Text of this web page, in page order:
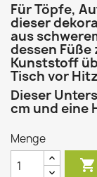
Für Töpfe,
dieser
aus
dessen
Kunststoff
Tisch vor
Dieser
cm und eine
Menge
